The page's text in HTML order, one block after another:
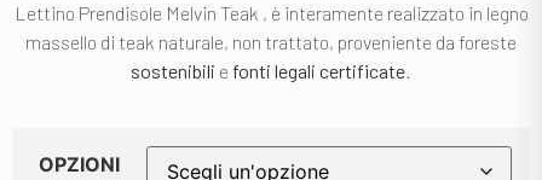
Lettino Prendisole Melvin Teak , è interamente realizzato in legno
massello di teak naturale, non trattato, proveniente da foreste
sostenibili e fonti legali certificate.
OPZIONI